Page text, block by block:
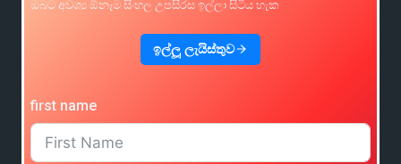
ඔබට අවශ්‍ය ඕනෑම සිංහල උපසිරස ඉල්ලා සිටිය හැක
ඉල්ලූ ලැයිස්තුව
first name